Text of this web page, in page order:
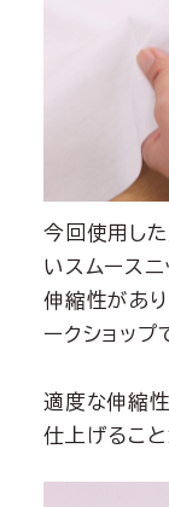
今回使用し
いスムースニ
伸縮性があ
ークショップ
適度な伸縮
仕上げること